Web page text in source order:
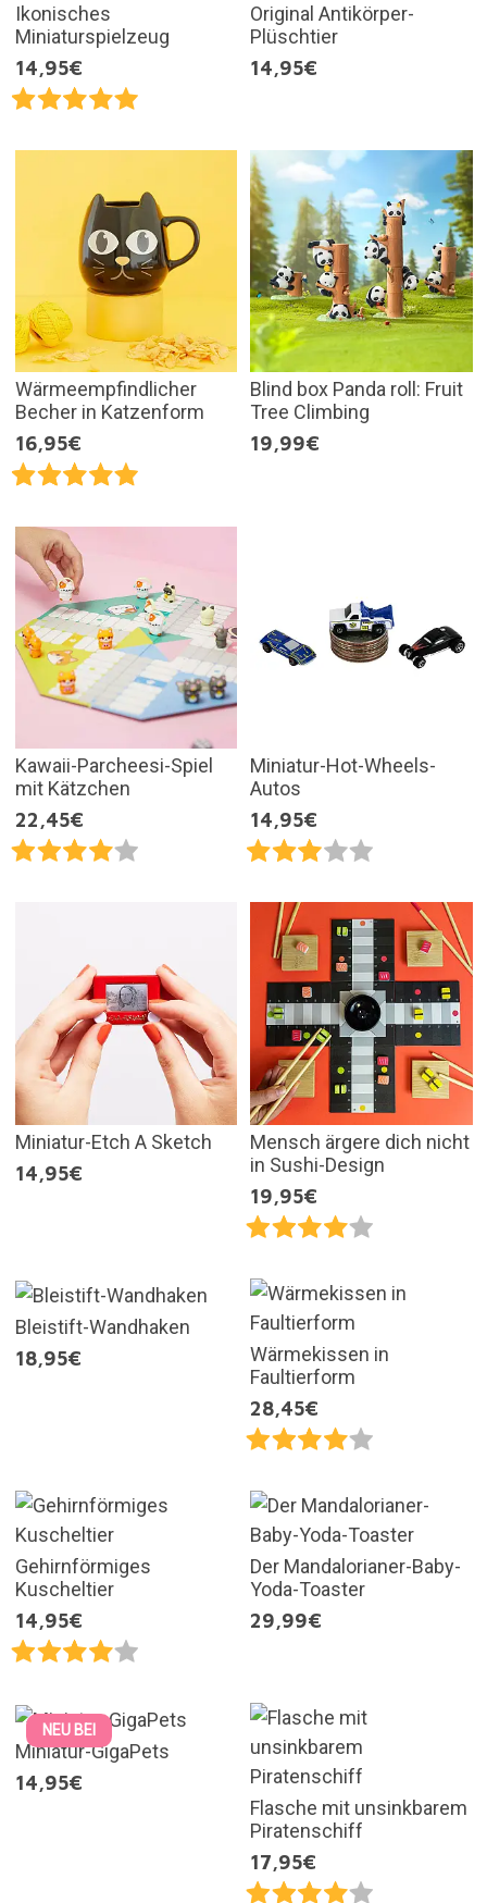
Ikonisches
Miniaturspielzeug
14,95€
Original Antikörper-
Plüschtier
14,95€
Wärmeempfindlicher
Becher in Katzenform
16,95€
Blind box Panda roll: Fruit
Tree Climbing
19,99€
Kawaii-Parcheesi-Spiel
mit Kätzchen
22,45€
Miniatur-Hot-Wheels-
Autos
14,95€
Miniatur-Etch A Sketch
14,95€
Mensch ärgere dich nicht
in Sushi-Design
19,95€
Bleistift-Wandhaken
18,95€
Wärmekissen in
Faultierform
28,45€
Gehirnförmiges
Kuscheltier
14,95€
Der Mandalorianer-Baby-
Yoda-Toaster
29,99€
NEU BEI
Miniatur-GigaPets
14,95€
Flasche mit unsinkbarem
Piratenschiff
17,95€